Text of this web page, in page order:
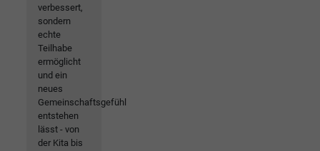
verbessert,
sondern
echte
Teilhabe
ermöglicht
und ein
neues
Gemeinschaftsgefühl
entstehen
lässt - von
der Kita bis